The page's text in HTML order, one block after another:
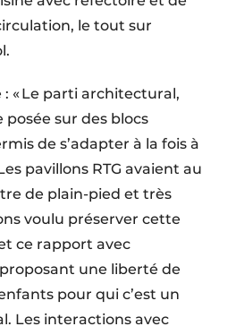
le tout sur
« Le parti architectural,
sur des blocs
de s’adapter à la fois à
pavillons RTG avaient au
de plain-pied et très
voulu préserver cette
ce rapport avec
une liberté de
pour qui c’est un
Les interactions avec